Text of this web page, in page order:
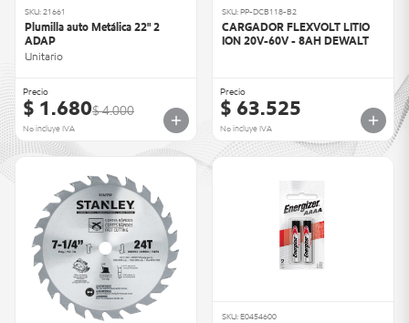
SKU: 21661
Plumilla auto Metálica 22" 2
ADAP
Unitario
Precio
$ 1.680$ 4.000
No incluye IVA
SKU: PP-DCB118-B2
CARGADOR FLEXVOLT LITIO
ION 20V-60V - 8AH DEWALT
Precio
$ 63.525
No incluye IVA
SKU: E0454600